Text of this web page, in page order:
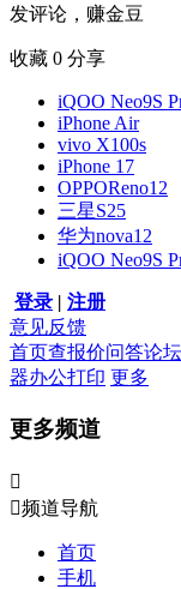
发评论，赚金豆
收藏 0 分享
iQOO Neo9S
iPhone Air
vivo X100s
iPhone 17
OPPOReno12
三星S25
华为nova12
iQOO Neo9S
登录 | 注册
意见反馈
首页查报价问答论坛
器办公打印 更多
更多频道

频道导航
首页
手机